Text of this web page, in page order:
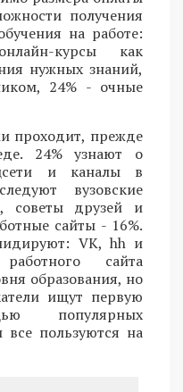
получения
на работе:
курсы как
нужных знаний,
24% - очные
проходит, прежде
24% узнают о
и каналы в
вузовские
советы друзей и
сайты - 16%.
VK, hh и
сайта
образования, но
ищут первую
популярных
все пользуются на